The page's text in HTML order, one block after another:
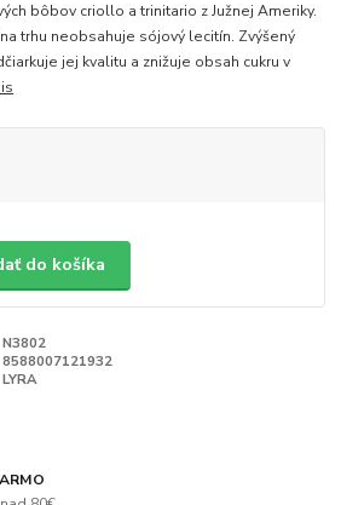
bôbov criollo a trinitario z Južnej Ameriky.
trhu neobsahuje sójový lecitín. Zvýšený
jej kvalitu a znižuje obsah cukru v
do košíka
N3802
8588007121932
LYRA